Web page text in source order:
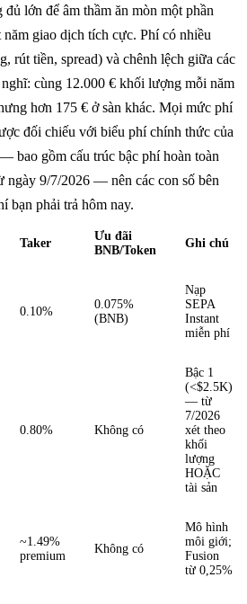
lớn để âm thầm ăn mòn một phần
giao dịch tích cực. Phí có nhiều
rút tiền, spread) và chênh lệch giữa các
cùng 12.000 € khối lượng mỗi năm
hơn 175 € ở sàn khác. Mọi mức phí
đối chiếu với biểu phí chính thức của
bao gồm cấu trúc bậc phí hoàn toàn
ngày 9/7/2026 — nên các con số bên
bạn phải trả hôm nay.
Taker
Ưu đãi
BNB/Token
Ghi chú
0.10%
0.075%
(BNB)
Nạp
SEPA
Instant
miễn phí
0.80% Không có
Bậc 1
(<$2.5K)
— từ
7/2026
xét theo
khối
lượng
HOẶC
tài sản
~1.49%
premium
Không có
Mô hình
môi giới;
Fusion
từ 0,25%